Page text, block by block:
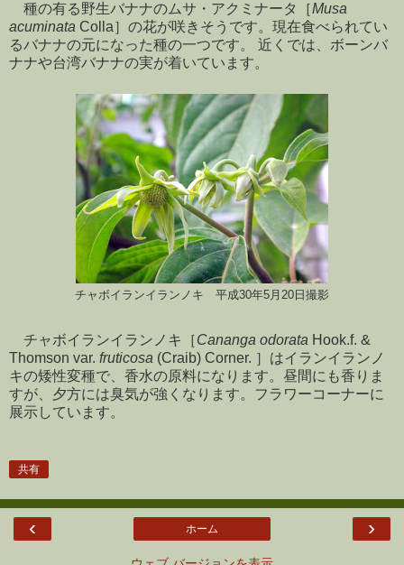
種の有る野生バナナのムサ・アクミナータ［Musa
acuminata Colla］の花が咲きそうです。現在食べられてい
るバナナの元になった種の一つです。 近くでは、ボーンバ
ナナや台湾バナナの実が着いています。
チャボイランイランノキ 平成30年5月20日撮影
チャボイランイランノキ［Cananga odorata Hook.f. &
Thomson var. fruticosa (Craib) Corner. ］はイランイランノ
キの矮性変種で、香水の原料になります。昼間にも香りま
すが、夕方には臭気が強くなります。フラワーコーナーに
展示しています。
共有
‹ ›
ホーム